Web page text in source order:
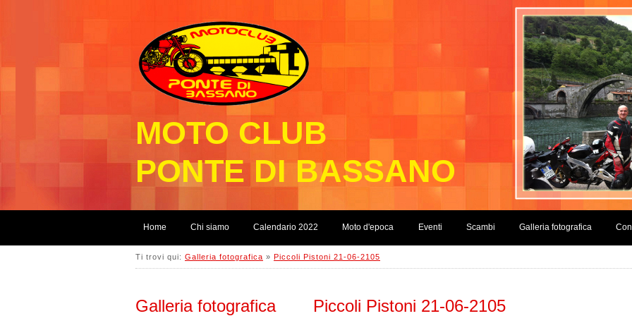
MOTO CLUB
PONTE DI BASSANO
Home Chi siamo Calendario 2022 Moto d'epoca Eventi Scambi Galleria fotografica
Ti trovi qui: Galleria fotografica » Piccoli Pistoni 21-06-2105
Galleria fotografica Piccoli Pistoni 21-06-2105